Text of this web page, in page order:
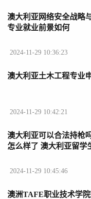
澳大利亚网络安全战略
专业就业前景如何
2024-11-29 10:36:23
澳大利亚土木工程专业
2024-11-29 10:42:21
澳大利亚可以合法持枪
怎么样了 澳大利亚留学
2024-11-29 10:45:46
澳洲TAFE职业技术学